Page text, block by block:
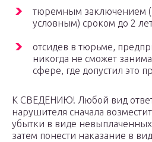
тюремным заключением
условным) сроком до 2
отсидев в тюрьме,
никогда не сможет
сфере, где допустил это
К СВЕДЕНИЮ! Любой вид
нарушителя сначала
убытки в виде
затем понести наказание в